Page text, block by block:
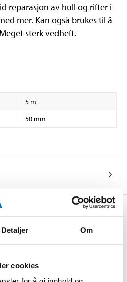
Detaljer Om
cookies
reparasjon av hull og rifter i
mer. Kan også brukes til å
sterk vedheft.
5 m
50 mm
Kjøp & Hent
LES MER